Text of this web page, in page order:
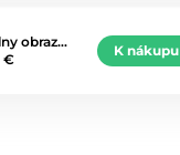
obraz…
€
K nákupu